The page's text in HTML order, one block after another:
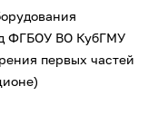
ФГБОУ ВО КубГМУ
первых частей